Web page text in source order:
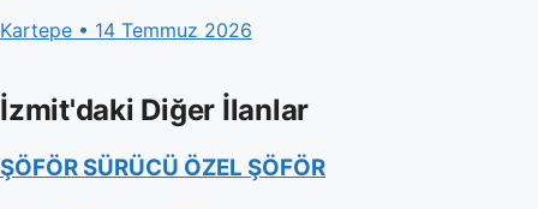
Kartepe • 14 Temmuz 2026
İzmit'daki Diğer İlanlar
ŞÖFÖR SÜRÜCÜ ÖZEL ŞÖFÖR